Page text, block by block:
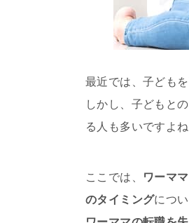
最近では、子ども
しかし、子どもと
る人も多いですよね
ここでは、 ワーマ
のタイミングにつ